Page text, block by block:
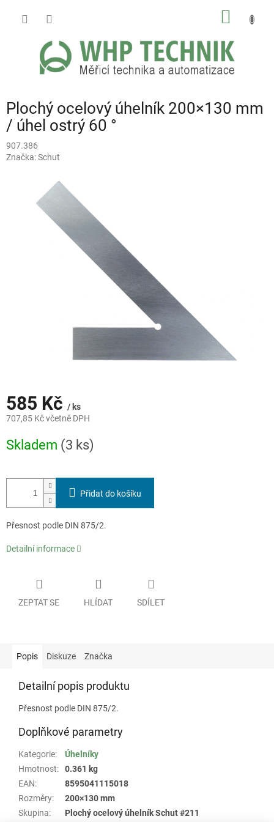
Plochý ocelový úhelník 200×130 mm
/ úhel ostrý 60 °
907.386
Značka:Schut
585 Kč / ks
707,85 Kč včetně DPH
cena:
Skladem (3 ks)
Přidat do košíku
Přesnost podle DIN 875/2.
Detailní informace
ZEPTAT SE HLÍDAT SDÍLET
Popis Diskuze Značka
Detailní popis produktu
Přesnost podle DIN 875/2.
Doplňkové parametry
Kategorie:
Úhelníky
Hmotnost:
0.361 kg
EAN:
8595041115018
Rozměry:
200×130 mm
Skupina: Plochý ocelový úhelník Schut #211